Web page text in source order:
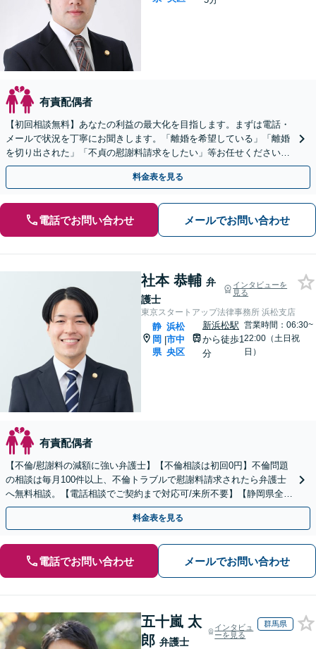
有責配偶者
【初回相談無料】あなたの利益の最大化を目指します。まずは電話・
メールで状況を丁寧にお聞きします。「離婚を希望している」「離婚
を切り出された」「不貞の慰謝料請求をしたい」等お任せください。
【リーズナブルな料金設定】
料金表を見る
電話でお問い合わせ メールでお問い合わせ
社本 恭輔 弁
護士
インタビューを
見る
東京スタートアップ法律事務所 浜松支店
静
岡
県
|
浜松
市中
央区
新浜松駅
から徒歩1
分
営業時間：06:30~
22:00（土日祝
日）
有責配偶者
【不倫/慰謝料の減額に強い弁護士】【不倫相談は初回0円】不倫問題
の相談は毎月100件以上、不倫トラブルで慰謝料請求されたら弁護士
へ無料相談。【電話相談でご契約まで対応可/来所不要】【静岡県全域
対応】
料金表を見る
電話でお問い合わせ メールでお問い合わせ
五十嵐 太
郎 弁護士
インタビュ
ーを見る
群馬県